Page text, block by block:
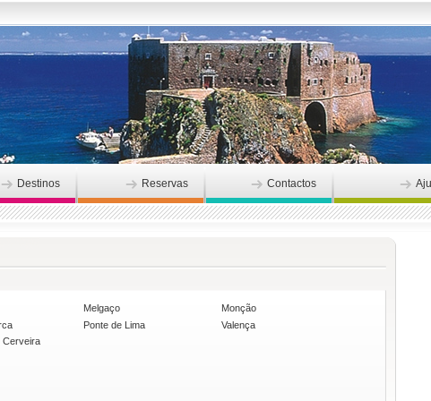
Destinos Reservas Contactos
Melgaço
Monção
Ponte de Lima
Valença
Cerveira